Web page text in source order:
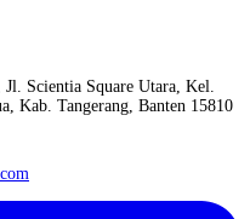
Jl. Scientia Square Utara, Kel.
Kab. Tangerang, Banten 15810